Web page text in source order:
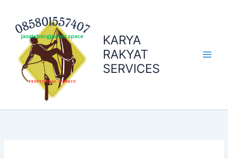
content
KARYA
RAKYAT
SERVICES